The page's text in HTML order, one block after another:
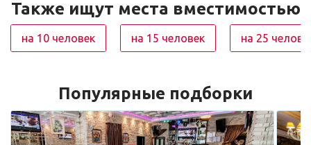
Также ищут места вместимостью
на 10 человек на 15 человек на 25
Популярные подборки